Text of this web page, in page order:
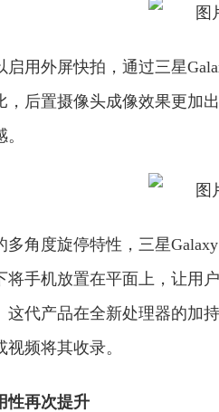
启用外屏快拍，通过三星
，后置摄像头成像效果更加
角度旋停特性，三星
手机放置在平面上，让用
这代产品在全新处理器的加
频将其收录。
性再次提升